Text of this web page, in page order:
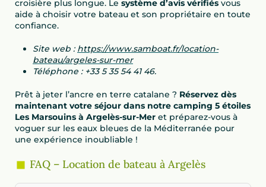
croisière plus longue. Le système d’avis vérifiés vous
aide à choisir votre bateau et son propriétaire en toute
confiance.
Site web :https://www.samboat.fr/location-
bateau/argeles-sur-mer
Téléphone : +33 5 35 54 41 46.
Prêt à jeter l’ancre en terre catalane ? Réservez dès
maintenant votre séjour dans notre camping 5 étoiles
Les Marsouins à Argelès-sur-Mer et préparez-vous à
voguer sur les eaux bleues de la Méditerranée pour
une expérience inoubliable !
FAQ – Location de bateau à Argelès